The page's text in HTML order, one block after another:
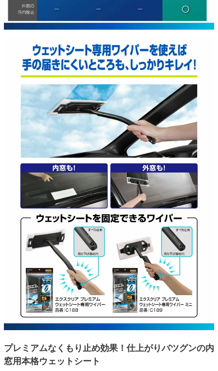
プレミアムなくもり止め効果！仕上がりバツグンの内
窓用本格ウェットシート